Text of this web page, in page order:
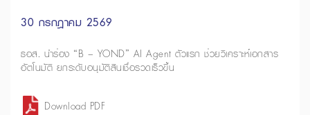
30 กรกฎาคม 2569
ธอส. นำร่อง “B – YOND” AI Agent ตัวแรก ช่วยวิเคราะห์เอกสาร
อัตโนมัติ ยกระดับอนุมัติสินเชื่อรวดเร็วขึ้น
Download PDF